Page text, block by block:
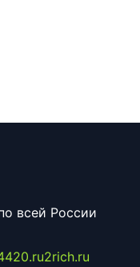
всей России
2rich.ru